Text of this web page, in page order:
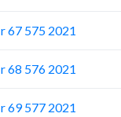
67 575 2021
68 576 2021
69 577 2021